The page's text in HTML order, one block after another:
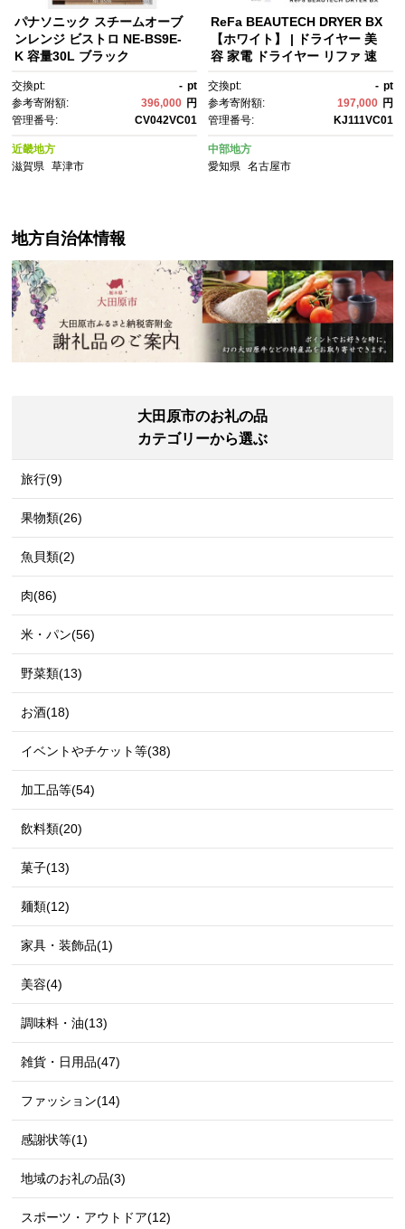
パナソニック スチームオーブ
ンレンジ ビストロ NE-BS9E-
K 容量30L ブラック
交換pt: - pt
参考寄附額:
396,000 円
管理番号:
CV042VC01
近畿地方
滋賀県
草津市
ReFa BEAUTECH DRYER BX
【ホワイト】 | ドライヤー 美
容 家電 ドライヤー リファ 速
料無料 名古屋市
交換pt: - pt
参考寄附額:
197,000 円
管理番号:
KJ111VC01
中部地方
愛知県 名古屋市
地方自治体情報
大田原市のお礼の品
カテゴリーから選ぶ
旅行(9)
果物類(26)
魚貝類(2)
肉(86)
米・パン(56)
野菜類(13)
お酒(18)
イベントやチケット等(38)
加工品等(54)
飲料類(20)
菓子(13)
麺類(12)
家具・装飾品(1)
美容(4)
調味料・油(13)
雑貨・日用品(47)
ファッション(14)
感謝状等(1)
地域のお礼の品(3)
スポーツ・アウトドア(12)